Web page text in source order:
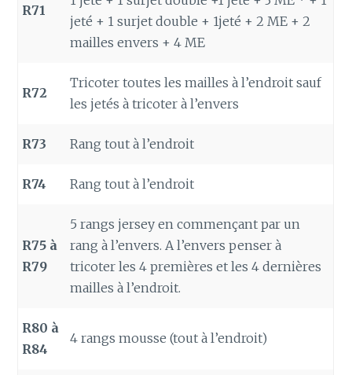
R71
jeté + 1 surjet double + 1jeté + 2 ME + 2
mailles envers + 4 ME
R72
Tricoter toutes les mailles à l’endroit sauf
les jetés à tricoter à l’envers
R73 Rang tout à l’endroit
R74 Rang tout à l’endroit
R75 à
R79
5 rangs jersey en commençant par un
rang à l’envers. A l’envers penser à
tricoter les 4 premières et les 4 dernières
mailles à l’endroit.
R80 à
R84
4 rangs mousse (tout à l’endroit)